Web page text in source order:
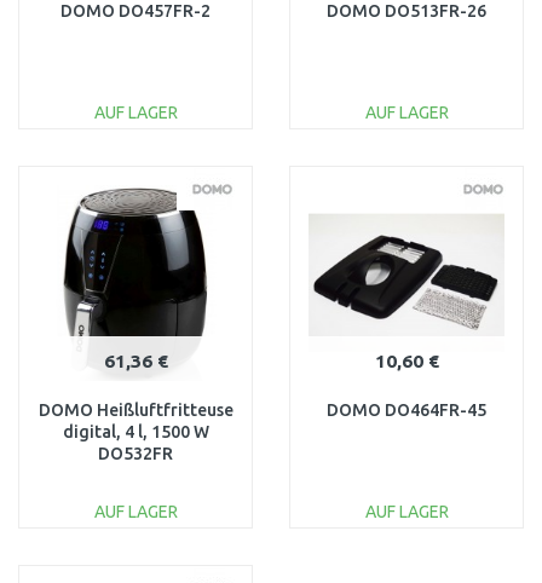
DOMO DO457FR-2
AUF LAGER
Vergleichen
DOMO DO513FR-26
AUF LAGER
Vergleichen
61,36 €
DOMO Heißluftfritteuse
digital, 4 l, 1500 W
DO532FR
AUF LAGER
10,60 €
DOMO DO464FR-45
AUF LAGER